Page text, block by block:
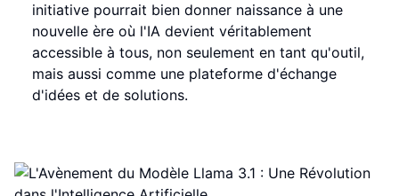
initiative pourrait bien donner naissance à une
nouvelle ère où l'IA devient véritablement
accessible à tous, non seulement en tant qu'outil,
mais aussi comme une plateforme d'échange
d'idées et de solutions.